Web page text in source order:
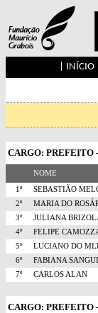
INÍCIO|
CARGO: PREFEITO
NOME
1º SEBASTIÃO
2º
MARIA DO
3º
JULIANA
4º
FELIPE
5º
LUCIANO DO
6º
FABIANA
7º
CARLOS ALAN
CARGO: PREFEITO